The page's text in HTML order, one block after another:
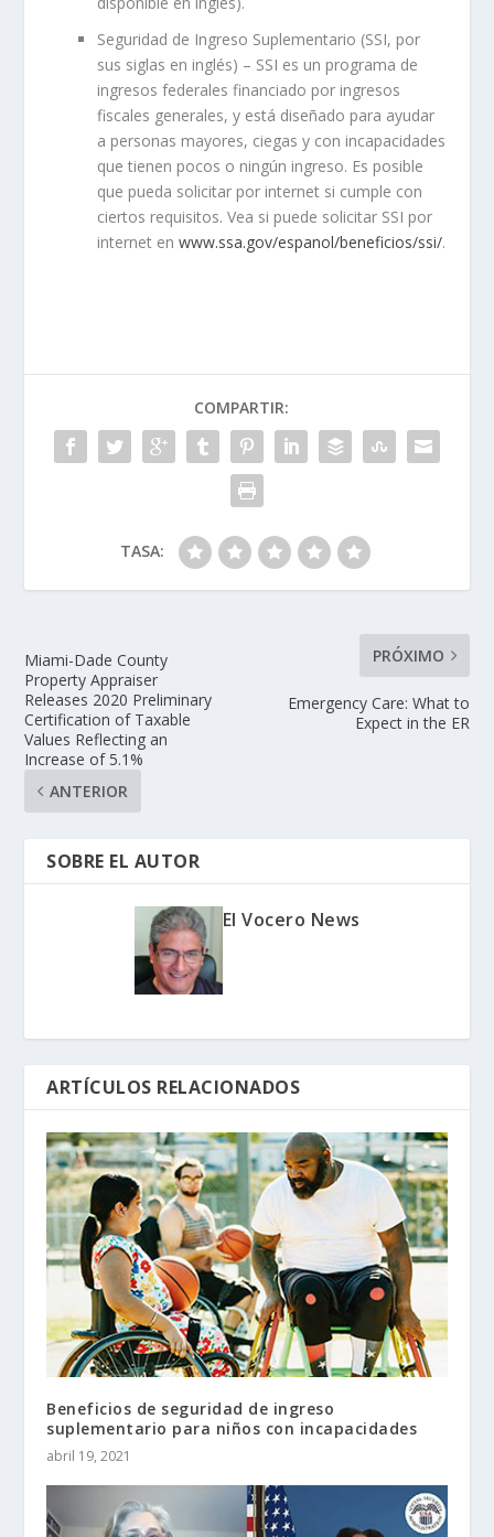
Seguridad de Ingreso Suplementario (SSI, por
sus siglas en inglés) – SSI es un programa de
ingresos federales financiado por ingresos
fiscales generales, y está diseñado para ayudar
a personas mayores, ciegas y con incapacidades
que tienen pocos o ningún ingreso. Es posible
que pueda solicitar por internet si cumple con
ciertos requisitos. Vea si puede solicitar SSI por
internet enwww.ssa.gov/espanol/beneficios/ssi/.
COMPARTIR:
TASA:
Miami-Dade County
Property Appraiser
Releases 2020 Preliminary
Certification of Taxable
Values Reflecting an
Increase of 5.1%
ANTERIOR
PRÓXIMO
Emergency Care: What to
Expect in the ER
SOBRE EL AUTOR
El Vocero News
ARTÍCULOS RELACIONADOS
Beneficios de seguridad de ingreso
suplementario para niños con incapacidades
abril 19, 2021